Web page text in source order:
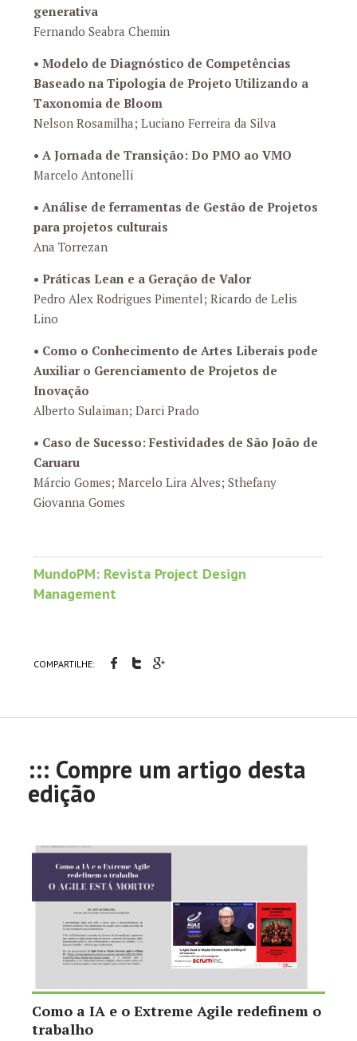
generativa
Fernando Seabra Chemin
• Modelo de Diagnóstico de Competências
Baseado na Tipologia de Projeto Utilizando a
Taxonomia de Bloom
Nelson Rosamilha; Luciano Ferreira da Silva
• A Jornada de Transição: Do PMO ao VMO
Marcelo Antonelli
• Análise de ferramentas de Gestão de Projetos
para projetos culturais
Ana Torrezan
• Práticas Lean e a Geração de Valor
Pedro Alex Rodrigues Pimentel; Ricardo de Lelis
Lino
• Como o Conhecimento de Artes Liberais pode
Auxiliar o Gerenciamento de Projetos de
Inovação
Alberto Sulaiman; Darci Prado
• Caso de Sucesso: Festividades de São João de
Caruaru
Márcio Gomes; Marcelo Lira Alves; Sthefany
Giovanna Gomes
MundoPM: Revista Project Design
Management
COMPARTILHE:
::: Compre um artigo desta
edição
Como a IA e o Extreme Agile redefinem o
trabalho